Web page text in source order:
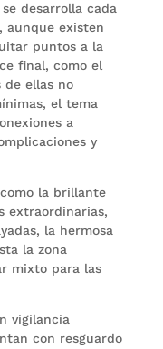
desarrolla cada
aunque existen
puntos a la
final, como el
de ellas no
el tema
a
y
la brillante
extraordinarias,
la hermosa
la zona
mixto para las
vigilancia
con resguardo